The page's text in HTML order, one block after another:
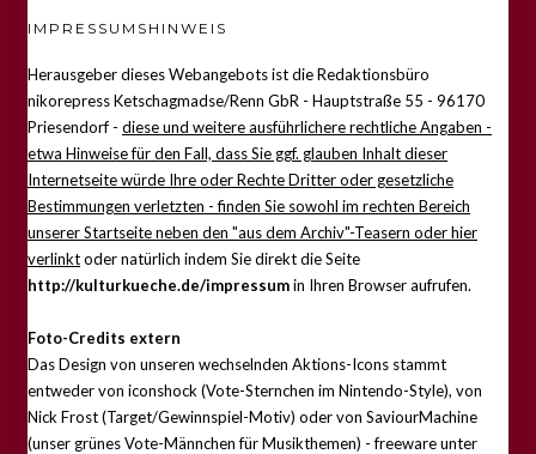
IMPRESSUMSHINWEIS
Herausgeber dieses Webangebots ist die Redaktionsbüro
nikorepress Ketschagmadse/Renn GbR - Hauptstraße 55 - 96170
Priesendorf - diese und weitere ausführlichere rechtliche Angaben -
etwa Hinweise für den Fall, dass Sie ggf. glauben Inhalt dieser
Internetseite würde Ihre oder Rechte Dritter oder gesetzliche
Bestimmungen verletzten - finden Sie sowohl im rechten Bereich
unserer Startseite neben den "aus dem Archiv"-Teasern oder hier
verlinktoder natürlich indem Sie direkt die Seite
http://kulturkueche.de/impressumin Ihren Browser aufrufen.
Foto-Credits extern
Das Design von unseren wechselnden Aktions-Icons stammt
entweder von iconshock (Vote-Sternchen im Nintendo-Style), von
Nick Frost (Target/Gewinnspiel-Motiv) oder von SaviourMachine
(unser grünes Vote-Männchen für Musikthemen) - freeware unter